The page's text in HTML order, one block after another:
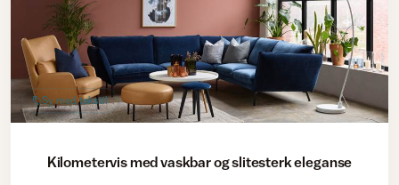
Sy med tekstil
Kilometervis med vaskbar og slitesterk eleganse